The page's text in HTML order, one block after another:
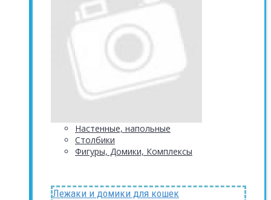
Настенные, напольные
Столбики
Фигуры, Домики, Комплексы
Лежаки и домики для кошек